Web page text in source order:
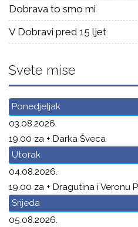
Dobrava to smo mi
V Dobravi pred 15 ljet
Svete mise
Ponedjeljak
03.08.2026.
19.00 za + Darka Šveca
Utorak
04.08.2026.
19.00 za + Dragutina i Veronu
Srijeda
05.08.2026.